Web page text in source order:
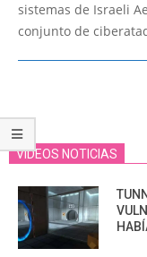
sistemas de Israeli
conjunto de
VIDEOS NOTICIAS